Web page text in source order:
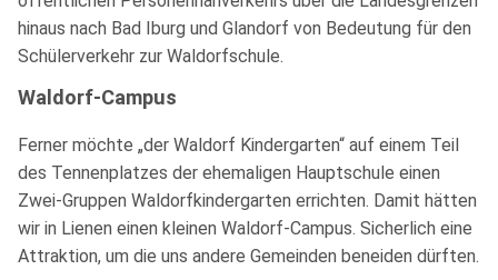
hinaus nach Bad Iburg und Glandorf von Bedeutung für den
Schülerverkehr zur Waldorfschule.
Waldorf-Campus
Ferner möchte „der Waldorf Kindergarten“ auf einem Teil
des Tennenplatzes der ehemaligen Hauptschule einen
Zwei-Gruppen Waldorfkindergarten errichten. Damit hätten
wir in Lienen einen kleinen Waldorf-Campus. Sicherlich eine
Attraktion, um die uns andere Gemeinden beneiden dürften.